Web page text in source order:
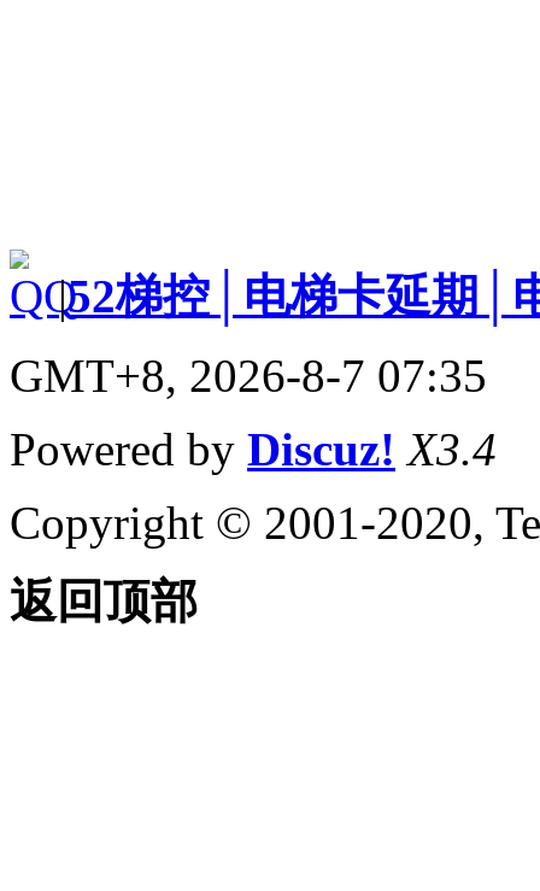
|52梯控│电梯卡延期│
GMT+8, 2026-8-7 07:35
Powered by Discuz! X3.4
Copyright © 2001-2020,
返回顶部